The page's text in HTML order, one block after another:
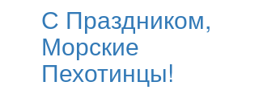
С Праздником,
Морские
Пехотинцы!